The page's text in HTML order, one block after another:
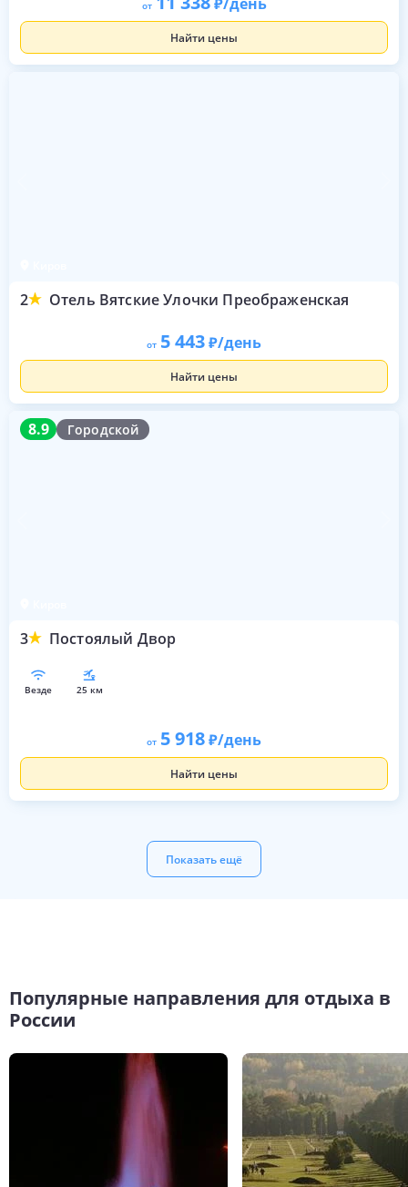
от
Найти цены
2 Отель Вятские Улочки Преображенская
от 5 443 /день
Найти цены
8.9 Городской
3 Постоялый Двор
8.9
везде 25 км
от 5 918 /день
Найти цены
Показать ещё
Популярные направления для отдыха в
России